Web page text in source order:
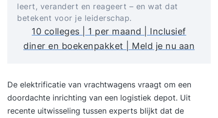
leert, verandert en reageert – en wat dat
betekent voor je leiderschap.
10 colleges | 1 per maand | Inclusief
diner en boekenpakket | Meld je nu aan
De elektrificatie van vrachtwagens vraagt om een
doordachte inrichting van een logistiek depot. Uit
recente uitwisseling tussen experts blijkt dat de